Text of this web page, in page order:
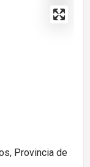
Provincia de